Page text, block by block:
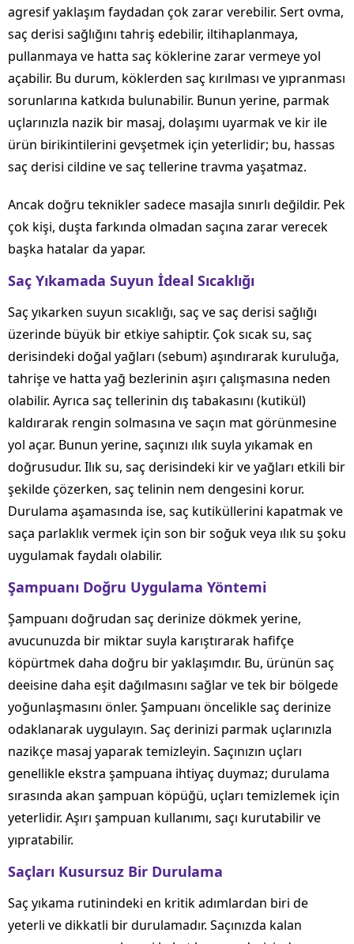
agresif yaklaşım faydadan çok zarar verebilir. Sert ovma,
saç derisi sağlığını tahriş edebilir, iltihaplanmaya,
pullanmaya ve hatta saç köklerine zarar vermeye yol
açabilir. Bu durum, köklerden saç kırılması ve yıpranması
sorunlarına katkıda bulunabilir. Bunun yerine, parmak
uçlarınızla nazik bir masaj, dolaşımı uyarmak ve kir ile
ürün birikintilerini gevşetmek için yeterlidir; bu, hassas
saç derisi cildine ve saç tellerine travma yaşatmaz.
Ancak doğru teknikler sadece masajla sınırlı değildir. Pek
çok kişi, duşta farkında olmadan saçına zarar verecek
başka hatalar da yapar.
Saç Yıkamada Suyun İdeal Sıcaklığı
Saç yıkarken suyun sıcaklığı, saç ve saç derisi sağlığı
üzerinde büyük bir etkiye sahiptir. Çok sıcak su, saç
derisindeki doğal yağları (sebum) aşındırarak kuruluğa,
tahrişe ve hatta yağ bezlerinin aşırı çalışmasına neden
olabilir. Ayrıca saç tellerinin dış tabakasını (kutikül)
kaldırarak rengin solmasına ve saçın mat görünmesine
yol açar. Bunun yerine, saçınızı ılık suyla yıkamak en
doğrusudur. Ilık su, saç derisindeki kir ve yağları etkili bir
şekilde çözerken, saç telinin nem dengesini korur.
Durulama aşamasında ise, saç kutiküllerini kapatmak ve
saça parlaklık vermek için son bir soğuk veya ılık su şoku
uygulamak faydalı olabilir.
Şampuanı Doğru Uygulama Yöntemi
Şampuanı doğrudan saç derinize dökmek yerine,
avucunuzda bir miktar suyla karıştırarak hafifçe
köpürtmek daha doğru bir yaklaşımdır. Bu, ürünün saç
deeisine daha eşit dağılmasını sağlar ve tek bir bölgede
yoğunlaşmasını önler. Şampuanı öncelikle saç derinize
odaklanarak uygulayın. Saç derinizi parmak uçlarınızla
nazikçe masaj yaparak temizleyin. Saçınızın uçları
genellikle ekstra şampuana ihtiyaç duymaz; durulama
sırasında akan şampuan köpüğü, uçları temizlemek için
yeterlidir. Aşırı şampuan kullanımı, saçı kurutabilir ve
yıpratabilir.
Saçları Kusursuz Bir Durulama
Saç yıkama rutinindeki en kritik adımlardan biri de
yeterli ve dikkatli bir durulamadır. Saçınızda kalan